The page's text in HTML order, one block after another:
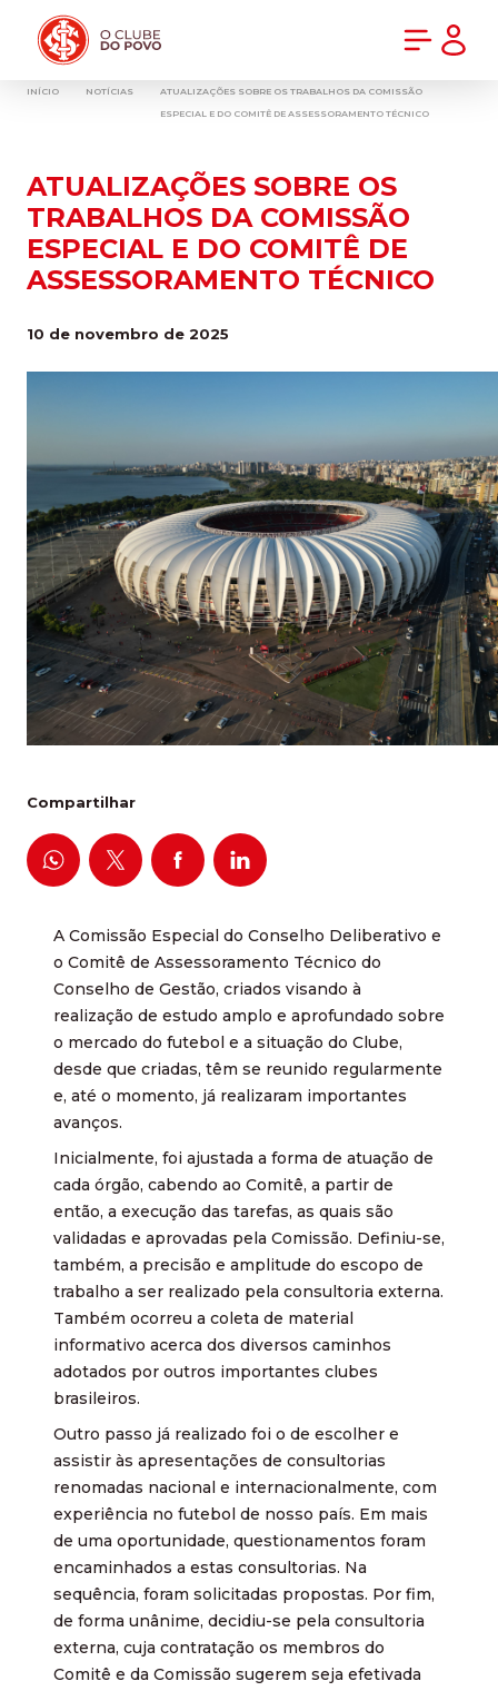
INÍCIO NOTÍCIAS
ATUALIZAÇÕES SOBRE OS TRABALHOS DA COMISSÃO
ESPECIAL E DO COMITÊ DE ASSESSORAMENTO TÉCNICO
ATUALIZAÇÕES SOBRE OS
TRABALHOS DA COMISSÃO
ESPECIAL E DO COMITÊ DE
ASSESSORAMENTO TÉCNICO
10 de novembro de 2025
Compartilhar
A Comissão Especial do Conselho Deliberativo e
o Comitê de Assessoramento Técnico do
Conselho de Gestão, criados visando à
realização de estudo amplo e aprofundado sobre
o mercado do futebol e a situação do Clube,
desde que criadas, têm se reunido regularmente
e, até o momento, já realizaram importantes
avanços.
Inicialmente, foi ajustada a forma de atuação de
cada órgão, cabendo ao Comitê, a partir de
então, a execução das tarefas, as quais são
validadas e aprovadas pela Comissão. Definiu-se,
também, a precisão e amplitude do escopo de
trabalho a ser realizado pela consultoria externa.
Também ocorreu a coleta de material
informativo acerca dos diversos caminhos
adotados por outros importantes clubes
brasileiros.
Outro passo já realizado foi o de escolher e
assistir às apresentações de consultorias
renomadas nacional e internacionalmente, com
experiência no futebol de nosso país. Em mais
de uma oportunidade, questionamentos foram
encaminhados a estas consultorias. Na
sequência, foram solicitadas propostas. Por fim,
de forma unânime, decidiu-se pela consultoria
externa, cuja contratação os membros do
Comitê e da Comissão sugerem seja efetivada